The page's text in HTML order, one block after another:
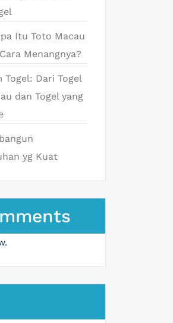
Itu Toto Macau
Menangnya?
Togel: Dari Togel
dan Togel yang
yg Kuat